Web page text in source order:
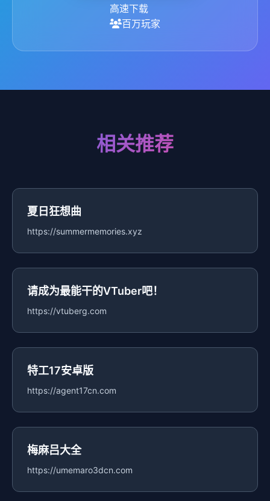
高速下载
百万玩家
相关推荐
夏日狂想曲
https://summermemories.xyz
请成为最能干的VTuber吧！
https://vtuberg.com
特工17安卓版
https://agent17cn.com
梅麻吕大全
https://umemaro3dcn.com